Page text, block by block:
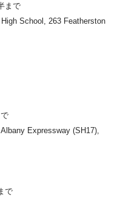
まで
School, 263 Featherston
Expressway (SH17),
で